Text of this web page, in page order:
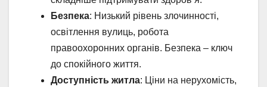
Безпека: Низький рівень злочинності,
освітлення вулиць, робота
правоохоронних органів. Безпека – ключ
до спокійного життя.
Доступність житла: Ціни на нерухомість,